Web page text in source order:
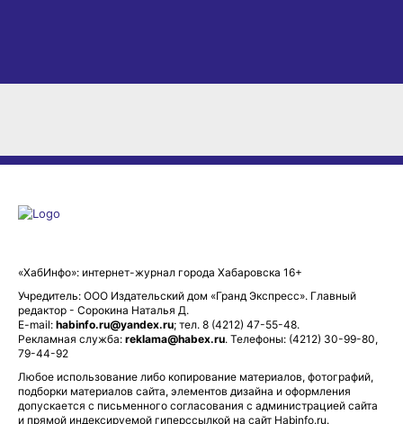
«ХабИнфо»: интернет-журнал города Хабаровска 16+
Учредитель: ООО Издательский дом «Гранд Экспресс». Главный
редактор - Сорокина Наталья Д.
E-mail: habinfo.ru@yandex.ru; тел. 8 (4212) 47-55-48.
Рекламная служба:reklama@habex.ru . Телефоны: (4212) 30-99-80,
79-44-92
Любое использование либо копирование материалов, фотографий,
подборки материалов сайта, элементов дизайна и оформления
допускается с письменного согласования с администрацией сайта
и прямой индексируемой гиперссылкой на сайт Habinfo.ru.